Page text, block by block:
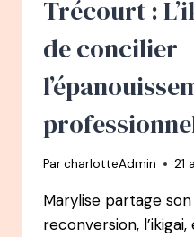
Trécourt :
de concilier
ParcharlotteAdmin 21
Marylise partage
reconversion,